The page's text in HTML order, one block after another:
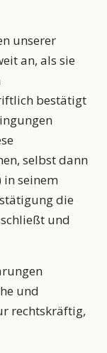
unserer
an, als sie
bestätigt
selbst dann
in seinem
die
und
und
rechtskräftig,